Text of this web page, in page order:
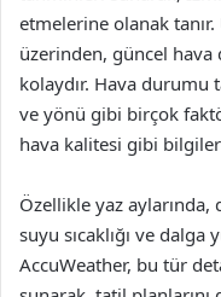
etmelerine olanak
üzerinden, güncel
kolaydır. Hava durumu
ve yönü gibi birçok
hava kalitesi gibi
Özellikle yaz
suyu sıcaklığı ve
AccuWeather, bu tür